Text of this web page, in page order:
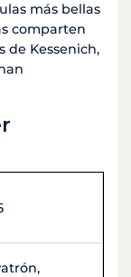
más bellas
comparten
de Kessenich,